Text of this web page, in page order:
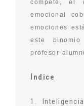
compete, el
emocional
emociones
este
profesor-
Índice
1.